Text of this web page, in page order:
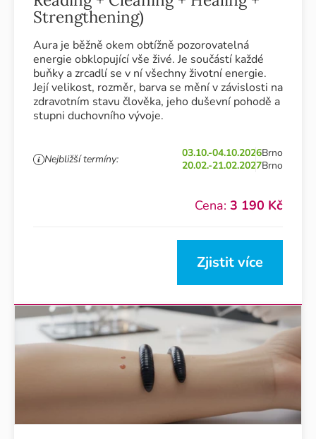
Strengthening)
Aura je běžně okem obtížně pozorovatelná
energie obklopující vše živé. Je součástí každé
buňky a zrcadlí se v ní všechny životní energie.
Její velikost, rozměr, barva se mění v závislosti na
zdravotním stavu člověka, jeho duševní pohodě a
stupni duchovního vývoje.
Nejbližší termíny: 03.10.-04.10.2026Brno
20.02.-21.02.2027Brno
Cena: 3 190 Kč
Zjistit více